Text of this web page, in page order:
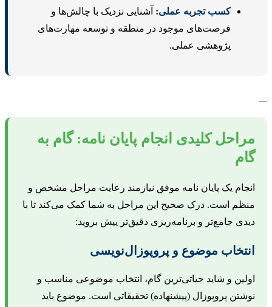
کسب تجربه عملی:آشنایی نزدیک با چالش‌ها و
فرصت‌های موجود در منطقه و توسعه مهارت‌های
پژوهشی عملی.
کلیدی انجام پایان نامه: گام به
یک پایان نامه موفق نیازمند رعایت مراحل مشخص و
است. درک صحیح این مراحل به شما کمک می‌کند تا با
جامع‌تر و برنامه‌ریزی دقیق‌تر پیش بروید:
موضوع و پروپوزال‌نویسی
و شاید حیاتی‌ترین گام، انتخاب موضوعی مناسب و
پروپوزال (پیشنهاده) تحقیقاتی است. موضوع باید